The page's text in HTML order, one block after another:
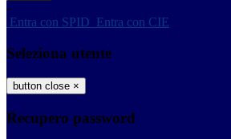
-
Entra con SPID Entra con CIE
Seleziona utente
button close ×
Recupero password